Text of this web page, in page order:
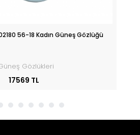
56-18 Kadın Güneş Gözlüğü
Gözlükleri
17569 TL